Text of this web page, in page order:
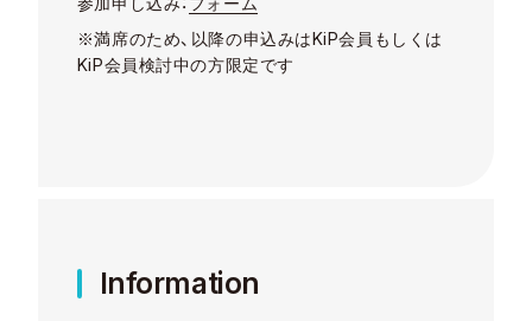
※満席のため、以降の申込みはKiP会員もしくは
KiP会員検討中の方限定です
Information